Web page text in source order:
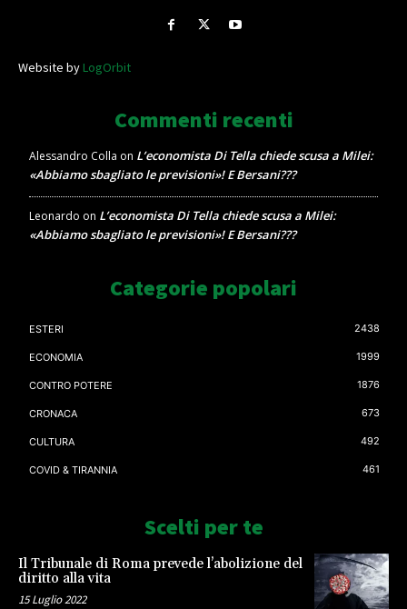
Website byLogOrbit
Commenti recenti
Alessandro Colla on L’economista Di Tella chiede scusa a Milei:
«Abbiamo sbagliato le previsioni»! E Bersani???
Leonardo on L’economista Di Tella chiede scusa a Milei:
«Abbiamo sbagliato le previsioni»! E Bersani???
Categorie popolari
ESTERI 2438
ECONOMIA 1999
CONTRO POTERE 1876
CRONACA 673
CULTURA 492
COVID & TIRANNIA 461
Scelti per te
Il Tribunale di Roma prevede l’abolizione del
diritto alla vita
15 Luglio 2022